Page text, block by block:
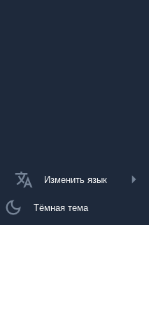
Изменить язык
Тёмная тема